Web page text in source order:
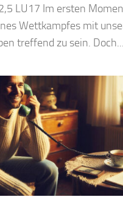
LU17 Im ersten
Wettkampfes mit
treffend zu sein. Doch...